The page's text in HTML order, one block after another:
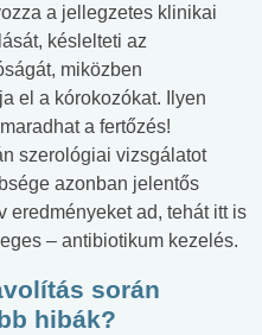
a jellegzetes klinikai
késlelteti az
miközben
el a kórokozókat. Ilyen
a fertőzés!
szerológiai vizsgálatot
azonban jelentős
eredményeket ad, tehát itt is
– antibiotikum kezelés.
során
hibák?